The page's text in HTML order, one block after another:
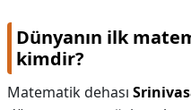
Dünyanın ilk
kimdir?
Matematik dehası